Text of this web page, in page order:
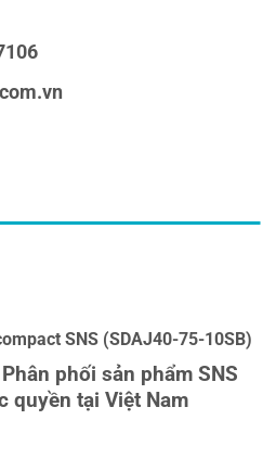
SNS (SDAJ40-75-10SB)
phối sản phẩm SNS
quyền tại Việt Nam